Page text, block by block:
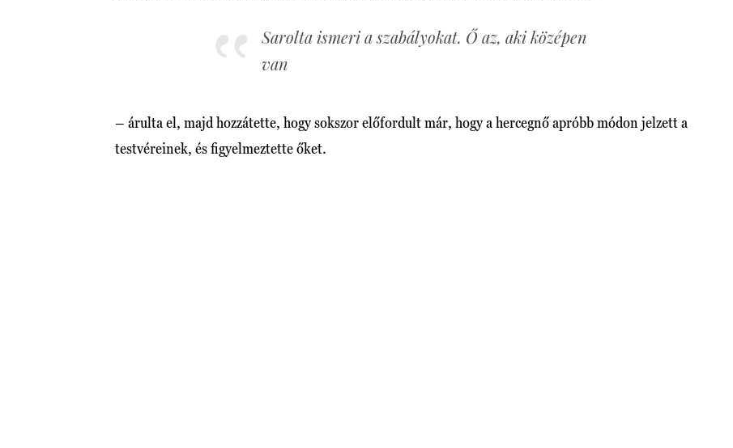
Sarolta ismeri a szabályokat. Ő az, aki középen
van
– árulta el, majd hozzátette, hogy sokszor előfordult már, hogy a hercegnő apróbb módon jelzett a
testvéreinek, és figyelmeztette őket.